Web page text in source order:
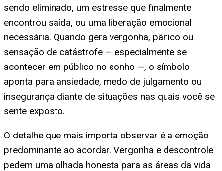
sendo eliminado, um estresse que finalmente
encontrou saída, ou uma liberação emocional
necessária. Quando gera vergonha, pânico ou
sensação de catástrofe — especialmente se
acontecer em público no sonho —, o símbolo
aponta para ansiedade, medo de julgamento ou
insegurança diante de situações nas quais você se
sente exposto.
O detalhe que mais importa observar é a emoção
predominante ao acordar. Vergonha e descontrole
pedem uma olhada honesta para as áreas da vida